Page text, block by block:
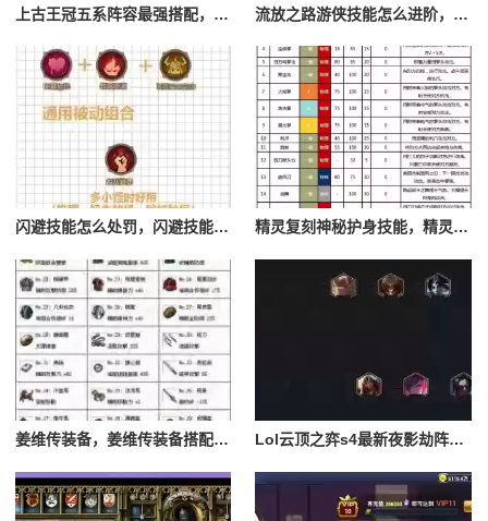
上古王冠五系阵容最强搭配，上古王冠五星排行 流放之路游侠技能怎么进阶，流放之路游侠技能怎么进阶的
闪避技能怎么处罚，闪避技能怎么处罚队友 精灵复刻神秘护身技能，精灵复刻攻略
姜维传装备，姜维传装备搭配一览表最新 Lol云顶之弈s4最新夜影劫阵容搭配，云顶之奕夜影劫阵容